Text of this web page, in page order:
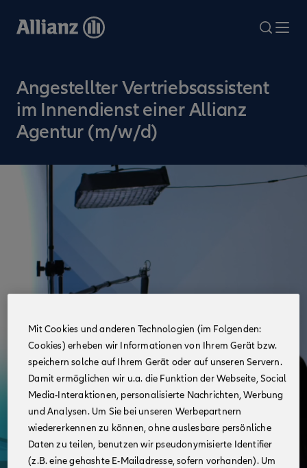
zum
search
Angestellter Vertriebsassistent
im Innendienst einer Allianz
Agentur (m/w/d)
Mit Cookies und anderen Technologien (im Folgenden:
Cookies) erheben wir Informationen von Ihrem Gerät bzw.
speichern solche auf Ihrem Gerät oder auf unseren Servern.
Damit ermöglichen wir u.a. die Funktion der Webseite, Social
Media-Interaktionen, personalisierte Nachrichten, Werbung
und Analysen. Um Sie bei unseren Werbepartnern
wiedererkennen zu können, ohne auslesbare persönliche
Daten zu teilen, benutzen wir pseudonymisierte Identifier
(z.B. eine gehashte E-Mailadresse, sofern vorhanden). Um